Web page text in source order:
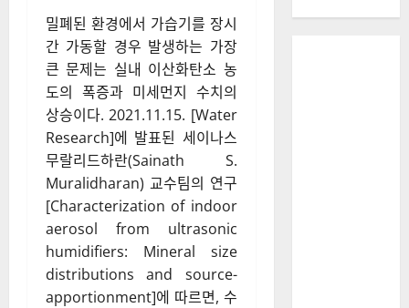
밀폐된 환경에서 가습기를 장시
간 가동할 경우 발생하는 가장
큰 문제는 실내 이산화탄소 농
도의 폭증과 미세먼지 수치의
상승이다. 2021.11.15. [Water
Research]에 발표된 세이나스
무랄리드하란(Sainath S.
Muralidharan) 교수팀의 연구
[Characterization of indoor
aerosol from ultrasonic
humidifiers: Mineral size
distributions and source-
apportionment]에 따르면, 수